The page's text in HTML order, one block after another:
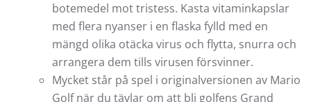
botemedel mot tristess. Kasta vitaminkapslar
med flera nyanser i en flaska fylld med en
mängd olika otäcka virus och flytta, snurra och
arrangera dem tills virusen försvinner.
Mycket står på spel i originalversionen av Mario
Golf när du tävlar om att bli golfens Grand